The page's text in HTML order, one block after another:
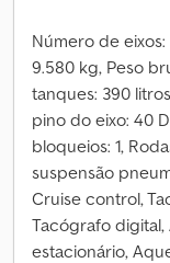
Número de
9.580 kg, Peso
tanques: 390
pino do eixo: 40
bloqueios: 1,
suspensão
Cruise control,
Tacógrafo
estacionário,